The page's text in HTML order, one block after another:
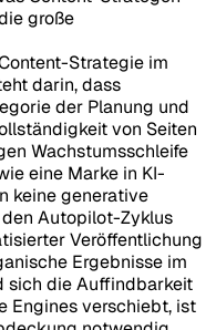
große
Strategie im
darin, dass
der Planung und
von Seiten
Wachstumsschleife
eine Marke in KI-
keine generative
Autopilot-Zyklus
Veröffentlichung
Ergebnisse im
sich die Auffindbarkeit
Engines verschiebt, ist